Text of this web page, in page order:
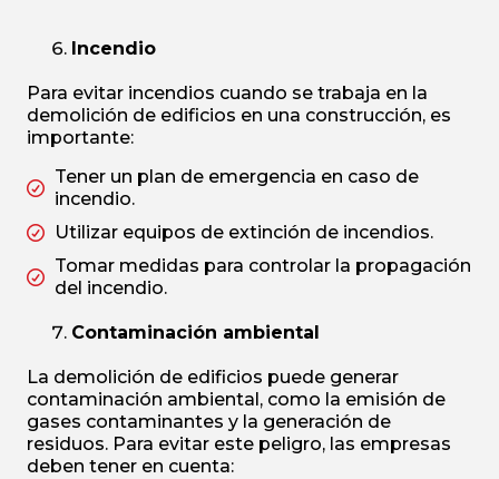
Incendio
Para evitar incendios cuando se trabaja en la
demolición de edificios en una construcción, es
importante:
Tener un plan de emergencia en caso de
incendio.
Utilizar equipos de extinción de incendios.
Tomar medidas para controlar la propagación
del incendio.
Contaminación ambiental
La demolición de edificios puede generar
contaminación ambiental, como la emisión de
gases contaminantes y la generación de
residuos. Para evitar este peligro, las empresas
deben tener en cuenta: